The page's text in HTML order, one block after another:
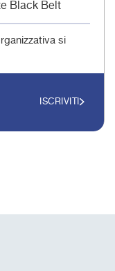
Black Belt
si
ISCRIVITI